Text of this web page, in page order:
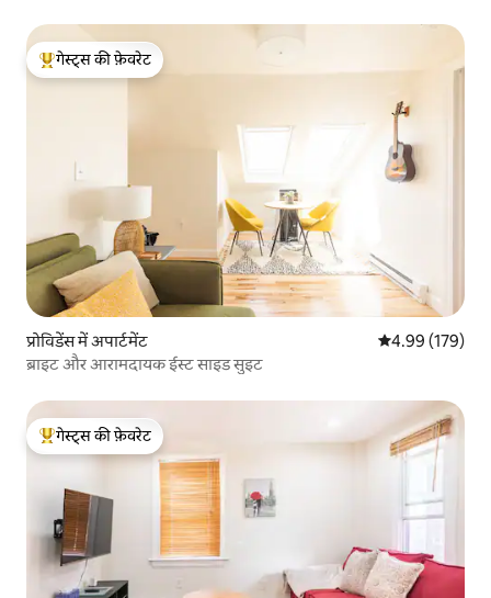
गेस्ट्स का टॉप फ़ेवरेट
गेस्ट्स की फ़ेवरेट
प्रोविडेंस में अपार्टमेंट औसत रेटिंग 5 में से
4.99 (179)
ब्राइट और आरामदायक ईस्ट साइड सुइट
गेस्ट्स का टॉप फ़ेवरेट
गेस्ट्स की फ़ेवरेट